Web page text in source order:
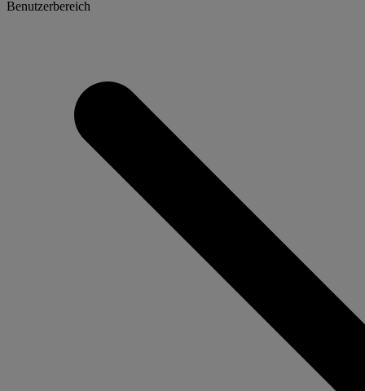
Benutzerbereich